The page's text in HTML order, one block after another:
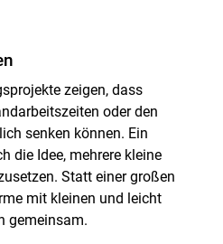
zeigen, dass
oder den
senken können. Ein
die Idee, mehrere kleine
Statt einer großen
mit kleinen und leicht
gemeinsam.